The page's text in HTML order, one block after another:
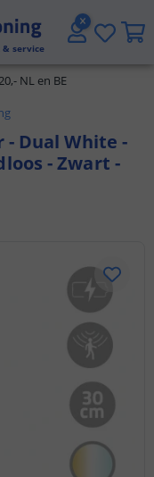
service
NL en BE
in huis
Dual White -
- Zwart -